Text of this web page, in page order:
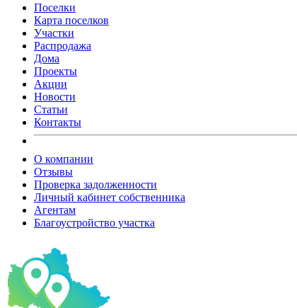
Поселки
Карта поселков
Участки
Распродажа
Дома
Проекты
Акции
Новости
Статьи
Контакты
О компании
Отзывы
Проверка задолженности
Личный кабинет собственника
Агентам
Благоустройство участка